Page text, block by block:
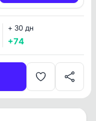
+ 30 дн
+74